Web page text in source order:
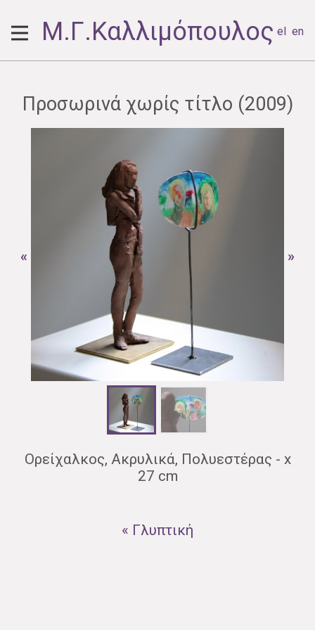
Μ.Γ.Καλλιμόπουλος el en
Προσωρινά χωρίς τίτλο (2009)
« »
Ορείχαλκος, Aκρυλικά, Πολυεστέρας - x
27 cm
« Γλυπτική